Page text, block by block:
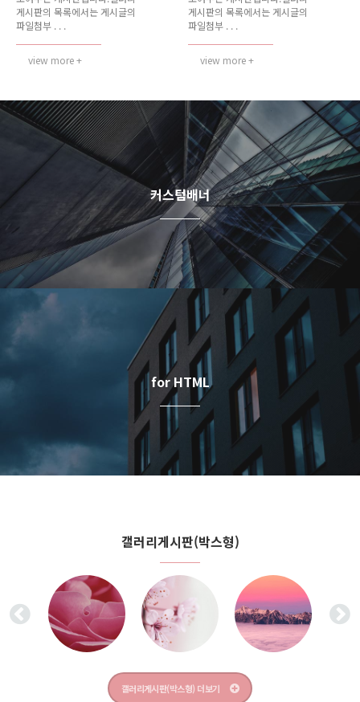
게시판의 목록에서는 게시글의
파일첨부 . . .
view more +
게시판의 목록에서는 게시글의
파일첨부 . . .
view more +
커스텀배너
for HTML
갤러리게시판(박스형)
갤러리게시판(박스형) 더보기